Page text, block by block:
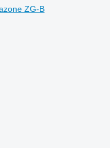
ZG-B